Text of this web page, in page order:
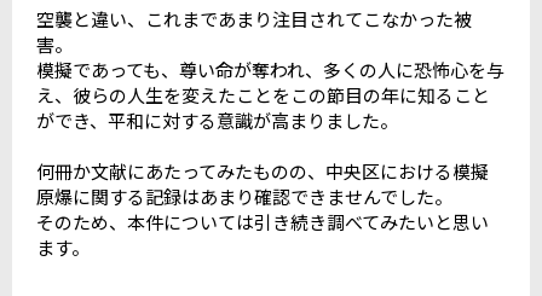
空襲と違い、これまであまり注目されてこなかった被
害。
模擬であっても、尊い命が奪われ、多くの人に恐怖心を与
え、彼らの人生を変えたことをこの節目の年に知ること
ができ、平和に対する意識が高まりました。
何冊か文献にあたってみたものの、中央区における模擬
原爆に関する記録はあまり確認できませんでした。
そのため、本件については引き続き調べてみたいと思い
ます。